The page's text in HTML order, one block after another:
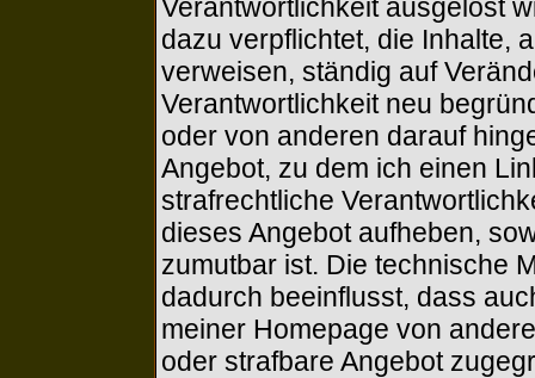
Verantwortlichkeit ausgelöst
dazu verpflichtet, die Inhalte,
verweisen, ständig auf
Verantwortlichkeit neu
oder von anderen darauf
Angebot, zu dem ich einen
strafrechtliche
dieses Angebot aufheben,
zumutbar ist. Die technische
dadurch beeinflusst, dass
meiner Homepage von
oder strafbare Angebot